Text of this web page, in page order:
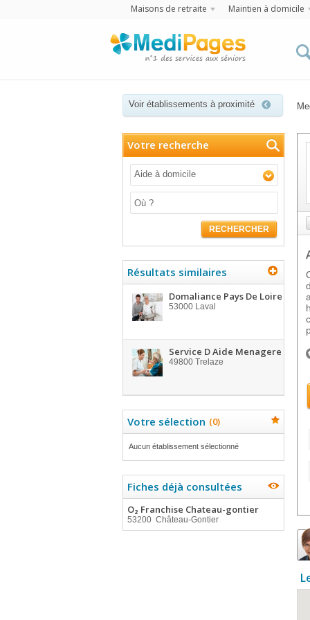
Maisons de retraite Maintien à domicile
Voir établissements à proximité
Votre recherche
Aide à domicile
RECHERCHER
Résultats similaires
Domaliance Pays De Loire
53000 Laval
Service D Aide Menagere
49800 Trelaze
Votre sélection (0)
Aucun établissement sélectionné
Fiches déjà consultées
O₂ Franchise Chateau-gontier
53200 Château-Gontier